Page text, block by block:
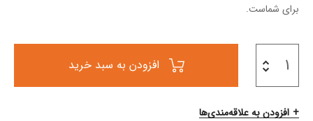
برای شماست.
افزودن به سبد خرید
افزودن به علاقه‌مندی‌ها